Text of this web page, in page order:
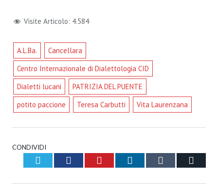
Visite Articolo: 4.584
A.L.Ba.
Cancellara
Centro Internazionale di Dialettologia CID
Dialetti lucani
PATRIZIA DEL PUENTE
potito paccione
Teresa Carbutti Vita Laurenzana
CONDIVIDI
Twitter Facebook Pinterest LinkedIn Tumblr